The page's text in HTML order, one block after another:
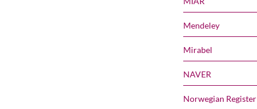
Mendeley
Mirabel
NAVER
Norwegian Register